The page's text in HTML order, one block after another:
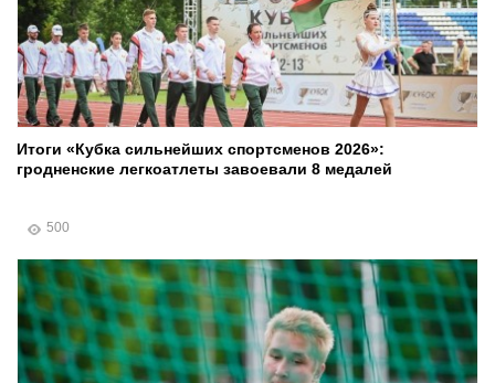
Итоги «Кубка сильнейших спортсменов 2026»:
гродненские легкоатлеты завоевали 8 медалей
500